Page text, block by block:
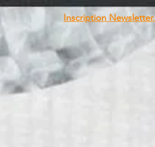
Inscription